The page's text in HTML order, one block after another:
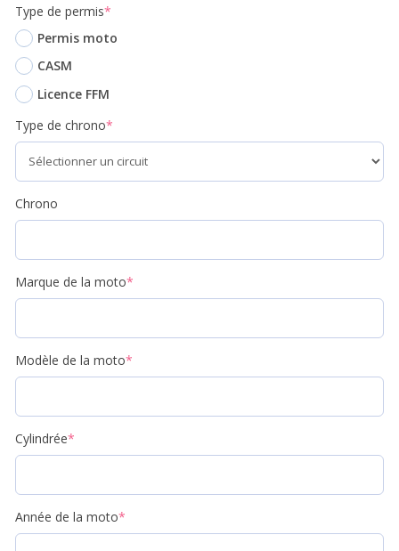
Type de permis*
Permis moto
CASM
Licence FFM
Type de chrono*
Chrono
Marque de la moto*
Modèle de la moto*
Cylindrée*
Année de la moto*